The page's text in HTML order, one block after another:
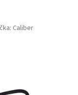
Caliber